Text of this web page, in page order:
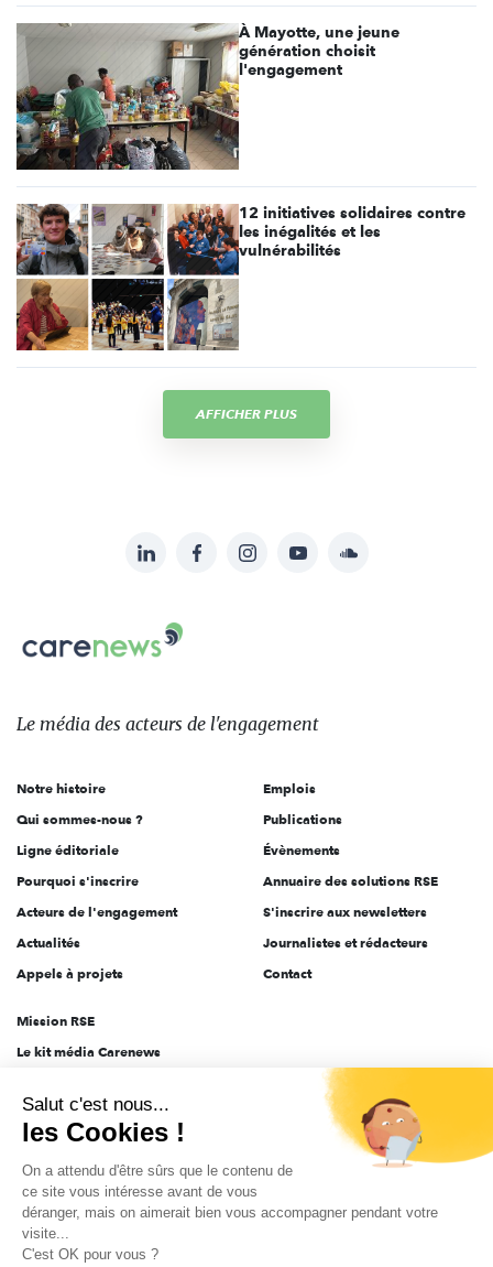
À Mayotte, une jeune
génération choisit
l'engagement
12 initiatives solidaires contre
les inégalités et les
vulnérabilités
AFFICHER PLUS
sur:
LinkedInFacebookInstagramYouTubeSoundcloud
Le
des
l'engagement
Le média des acteurs de l'engagement
Notre histoire
Qui sommes-nous ?
Ligne éditoriale
Pourquoi s'inscrire
Acteurs de l'engagement
Actualités
Appels à projets
Emplois
Publications
Évènements
Annuaire des solutions RSE
S'inscrire aux newsletters
Journalistes et rédacteurs
Contact
Mission RSE
Le kit média Carenews
AEF info
Novethic
PRODURABLE
Inclusiv Day
Salut c'est nous...
les Cookies !
On a attendu d'être sûrs que le contenu de
ce site vous intéresse avant de vous
déranger, mais on aimerait bien vous accompagner pendant votre
visite...
C'est OK pour vous ?